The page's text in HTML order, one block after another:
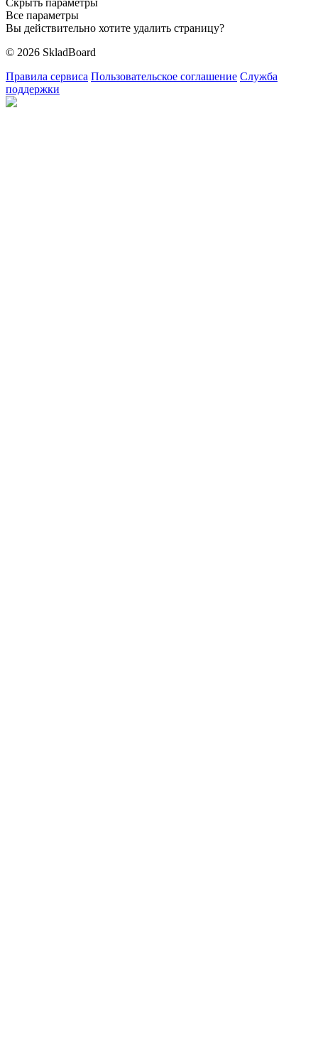
Скрыть параметры
Все параметры
Вы действительно хотите удалить страницу?
© 2026 SkladBoard
Правила сервиса Пользовательское соглашение Служба
поддержки